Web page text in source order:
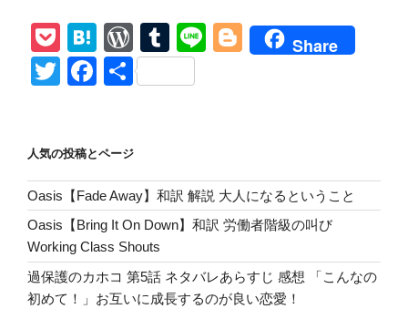
Dead1-
5”
の
ー
キ
ン
シ
ー
ズ
ン
1
第
P
o
ck
H
at
e
a
W
or
d
e
ss
T
u
m
Li
Bl
Share
T
er
F
e
b
o
o
k
共
人気の投稿とページ
Oasis【Fade Away】和訳 解説 大人になるということ
Oasis【Bring It On Down】和訳 労働者階級の叫び
Working Class Shouts
過保護のカホコ 第5話 ネタバレあらすじ 感想 「こんなの
初めて！」お互いに成長するのが良い恋愛！